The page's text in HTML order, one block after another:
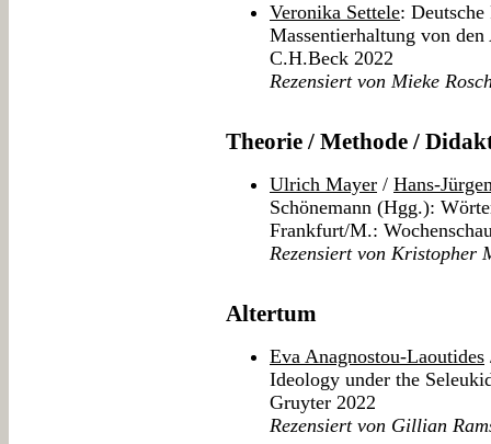
Veronika Settele:
Massentierhaltung von
C.H.Beck 2022
Rezensiert von Mieke
Theorie / Methode /
Ulrich Mayer / Hans-
Schönemann (Hgg.):
Frankfurt/M.:
Rezensiert von Kristopher
Altertum
Eva Anagnostou-Laoutides
Ideology under the
Gruyter 2022
Rezensiert von Gillian